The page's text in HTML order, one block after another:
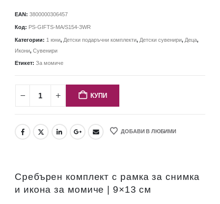
EAN: 3800000306457
Код: PS-GIFTS-MA/S154-3WR
Категории: 1 юни, Детски подаръчни комплекти, Детски сувенири, Деца,
Икони, Сувенири
Етикет: За момиче
КУПИ
ДОБАВИ В ЛЮБИМИ
Сребърен комплект с рамка за снимка
и икона за момиче | 9×13 см